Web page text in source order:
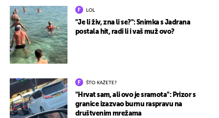
LOL
"Je li živ, zna li se?": Snimka s Jadrana
postala hit, radi li i vaš muž ovo?
ŠTO KAŽETE?
"Hrvat sam, ali ovo je sramota": Prizor s
granice izazvao burnu raspravu na
društvenim mrežama